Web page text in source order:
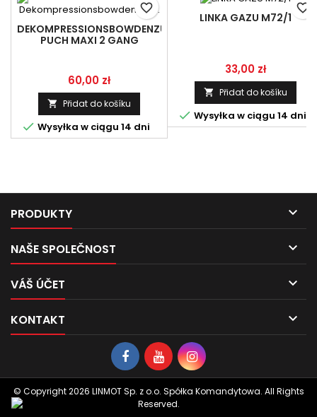
DEKOMPRESSIONSBOWDENZUG
PUCH MAXI 2 GANG
Cena
60,00 zł
 Přidat do košíku
 Wysyłka w ciągu 14 dni
favorite_border
LINKA GAZU M72/1
Cena
33,00 zł
 Přidat do košíku
 Wysyłka w ciągu 14 dni
favorite_border
PRODUKTY 
NAŠE SPOLEČNOST 
VÁŠ ÚČET 
KONTAKT 
© Copyright 2026 LINMOT Sp. z o.o. Spółka Komandytowa. All Rights
Reserved.